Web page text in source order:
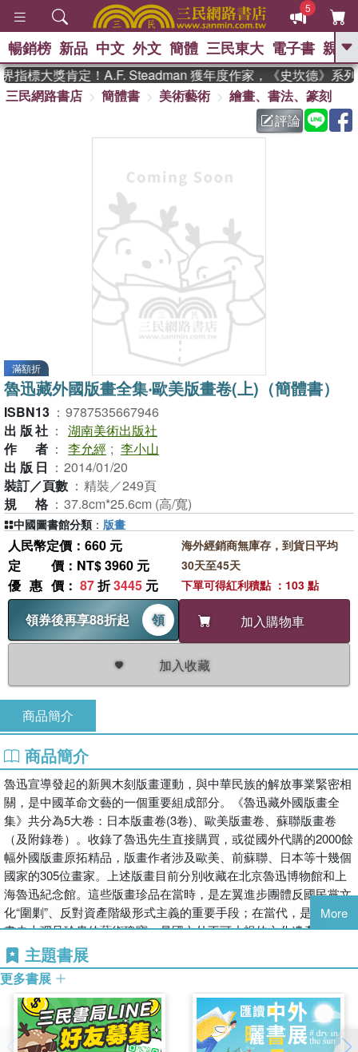
5
GO
熱搜： 東野圭吾 、 高希均教授回憶錄
父親節 、 如果歷
暑期推薦 、 國際布克
偉大的迷走神經
暢銷榜 新品 中文 外文 簡體 三民東大 電子書 親子
標大獎肯定！A.F. Steadman 獲年度作家，《史坎德》系列
三民網路書店
簡體書 美術藝術
繪畫、書法、篆刻
評論
滿額折
魯迅藏外國版畫全集‧歐美版畫卷(上)（簡體書）
ISBN13 ： 9787535667946
出版社 ： 湖南美術出版社
作者 ： 李允經 ; 李小山
出版日 ： 2014/01/20
裝訂／頁數 ： 精裝／249頁
規格 ： 37.8cm*25.6cm (高/寬)
人民幣定價：660 元
定價 ：NT$ 3960 元
優惠價 ： 87折3445 元
領券後再享88折起
領 加入購物車
加入收藏
海外經銷商無庫存，到貨日平均
30天至45天
下單可得紅利積點 ：103 點
中國圖書館分類 ： 版畫
商品簡介
商品簡介
魯迅宣導發起的新興木刻版畫運動，與中華民族的解放事業緊密相
關，是中國革命文藝的一個重要組成部分。《魯迅藏外國版畫全
集》共分為5大卷：日本版畫卷(3卷)、歐美版畫卷、蘇聯版畫卷
（及附錄卷）。收錄了魯迅先生直接購買，或從國外代購的2000餘
幅外國版畫原拓精品，版畫作者涉及歐美、前蘇聯、日本等十幾個
國家的305位畫家。上述版畫目前分別收藏在北京魯迅博物館和上
海魯迅紀念館。這些版畫珍品在當時，是左翼進步團體反國民黨文
化“圍剿”、反對資產階級形式主義的重要手段；在當代，是世界版
畫史上彌足珍貴的藝術瑰寶，是國內外不可小視的文化遺產。本書
為第四卷：歐美版畫卷。
More
主題書展
更多書展